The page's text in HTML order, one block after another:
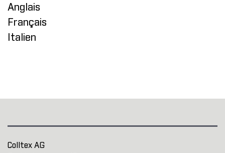
Anglais
Français
Italien
Colltex AG